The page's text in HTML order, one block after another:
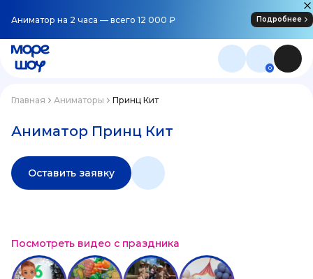
Аниматор на 2 часа — всего 12 000 ₽ Подробнее
0
Главная Аниматоры Принц Кит
Аниматор Принц Кит
Оставить заявку
Посмотреть видео с праздника